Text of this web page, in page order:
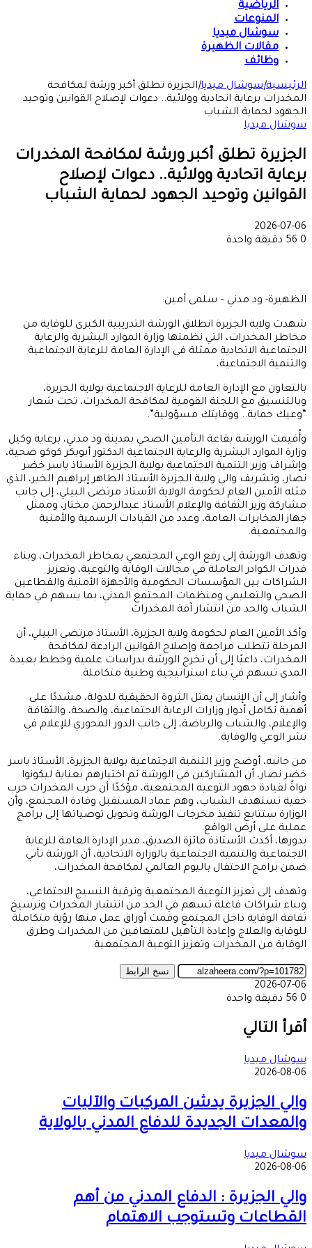
الرياضية
المنوعات
سوشال ميديا
مقالات الظهيرة
وظائف
الرئيسية|سوشال ميديا|الجزيرة تطلق أكبر ورشة لمكافحة
المخدرات برعاية اتحادية وولائية.. دعوات لإصلاح القوانين وتوحيد
الجهود لحماية الشباب
سوشال ميديا
الجزيرة تطلق أكبر ورشة لمكافحة المخدرات
برعاية اتحادية وولائية.. دعوات لإصلاح
القوانين وتوحيد الجهود لحماية الشباب
2026-07-06
0
دقيقة واحدة
الظهيرة- ود مدني – سلمى أمين:
شهدت ولاية الجزيرة انطلاق الورشة التدريبية الكبرى للوقاية من
مخاطر المخدرات، التي نظمتها وزارة الموارد البشرية والرعاية
الاجتماعية الاتحادية ممثلة في الإدارة العامة للرعاية الاجتماعية
والتنمية الاجتماعية،
بالتعاون مع الإدارة العامة للرعاية الاجتماعية بولاية الجزيرة،
وبالتنسيق مع اللجنة القومية لمكافحة المخدرات، تحت شعار
“وعيك حماية.. ووقايتك مسؤولية”.
وأُقيمت الورشة بقاعة التأمين الصحي بمدينة ود مدني، برعاية وكيل
وزارة الموارد البشرية والرعاية الاجتماعية الدكتور أبوبكر كوكو ضحية،
وإشراف وزير التنمية الاجتماعية بولاية الجزيرة الأستاذ ياسر خضر
نصار، وتشريف والي ولاية الجزيرة الأستاذ الطاهر إبراهيم الخير، الذي
مثله الأمين العام لحكومة الولاية الأستاذ مرتضى البيلي، إلى جانب
مشاركة وزير الثقافة والإعلام الأستاذ عبدالرحمن مختار، وممثل
جهاز المخابرات العامة، وعدد من القيادات الرسمية والأمنية
والمجتمعية.
وتهدف الورشة إلى رفع الوعي المجتمعي بمخاطر المخدرات، وبناء
قدرات الكوادر العاملة في مجالات الوقاية والتوعية، وتعزيز
الشراكات بين المؤسسات الحكومية والأجهزة الأمنية والقطاعين
الصحي والتعليمي ومنظمات المجتمع المدني، بما يسهم في حماية
الشباب والحد من انتشار آفة المخدرات.
وأكد الأمين العام لحكومة ولاية الجزيرة، الأستاذ مرتضى البيلي، أن
المرحلة تتطلب مراجعة وإصلاح القوانين الرادعة لمكافحة
المخدرات، داعيًا إلى أن تخرج الورشة بدراسات علمية وخطط بعيدة
المدى تسهم في بناء استراتيجية وطنية متكاملة.
وأشار إلى أن الإنسان يمثل الثروة الحقيقية للدولة، مشددًا على
أهمية تكامل أدوار وزارات الرعاية الاجتماعية، والصحة، والثقافة
والإعلام، والشباب والرياضة، إلى جانب الدور المحوري للإعلام في
نشر الوعي والوقاية.
من جانبه، أوضح وزير التنمية الاجتماعية بولاية الجزيرة، الأستاذ ياسر
خضر نصار، أن المشاركين في الورشة تم اختيارهم بعناية ليكونوا
نواةً لقيادة جهود التوعية المجتمعية، مؤكدًا أن حرب المخدرات حرب
خفية تستهدف الشباب، وهم عماد المستقبل وقادة المجتمع، وأن
الوزارة ستتابع تنفيذ مخرجات الورشة وتحويل توصياتها إلى برامج
عملية على أرض الواقع.
بدورها، أكدت الأستاذة فائزة الصديق، مدير الإدارة العامة للرعاية
الاجتماعية والتنمية الاجتماعية بالوزارة الاتحادية، أن الورشة تأتي
ضمن برامج الاحتفال باليوم العالمي لمكافحة المخدرات،
وتهدف إلى تعزيز التوعية المجتمعية وترقية النسيج الاجتماعي،
وبناء شراكات فاعلة تسهم في الحد من انتشار المخدرات وترسيخ
ثقافة الوقاية داخل المجتمع وقمت أوراق عمل منها رؤية متكاملة
للوقاية والعلاج وإعادة التأهيل للمتعافين من المخدرات وطرق
الوقاية من المخدرات وتعزيز التوعية المجتمعية.
نسخ الرابط
2026-07-06
0
دقيقة واحدة
عبر
البريد
أقرأ التالي
سوشال ميديا
2026-08-06
والي الجزيرة يدشن المركبات والآليات
والمعدات الجديدة للدفاع المدني بالولاية
سوشال ميديا
2026-08-06
والي الجزيرة : الدفاع المدني من أهم
القطاعات وتستوجب الاهتمام